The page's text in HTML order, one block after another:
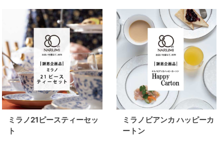
ミラノ21ピースティーセッ
ト
ミラノビアンカ ハッピーカ
ートン